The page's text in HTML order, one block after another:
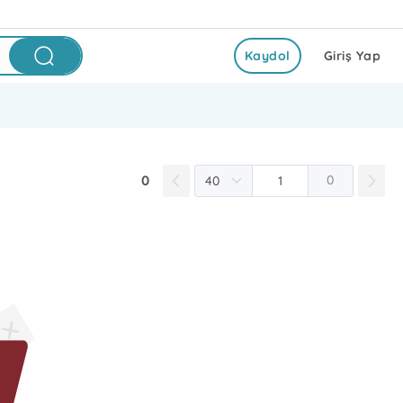
Giriş Yap
Kaydol
0 0